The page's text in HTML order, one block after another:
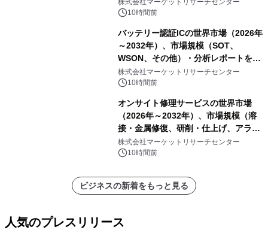
株式会社マーケットリサーチセンター
10時間前
バッテリー認証ICの世界市場（2026年
～2032年）、市場規模（SOT、
WSON、その他）・分析レポートを発
表
株式会社マーケットリサーチセンター
10時間前
オンサイト修理サービスの世界市場
（2026年～2032年）、市場規模（溶
接・金属修復、研削・仕上げ、アライ
メント、その他）・分析レポートを発
表
株式会社マーケットリサーチセンター
10時間前
ビジネスの新着をもっと見る
人気のプレスリリース